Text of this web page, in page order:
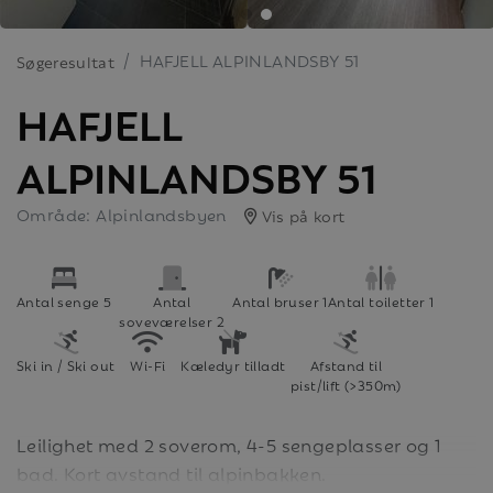
Søgeresultat HAFJELL ALPINLANDSBY 51
HAFJELL
ALPINLANDSBY 51
Område: Alpinlandsbyen Vis på kort
Antal senge 5
Antal
soveværelser 2
Antal bruser 1Antal toiletter 1
Ski in / Ski out Wi-Fi Kæledyr tilladt
Afstand til
pist/lift (>350m)
Leilighet med 2 soverom, 4-5 sengeplasser og 1
bad. Kort avstand til alpinbakken.